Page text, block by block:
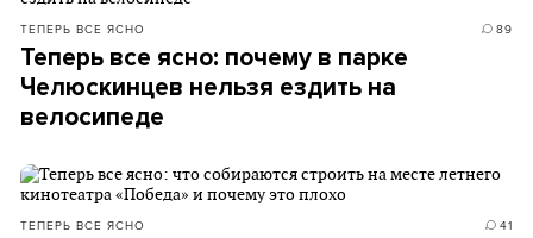
ТЕПЕРЬ ВСЕ ЯСНО 89
Теперь все ясно: почему в парке
Челюскинцев нельзя ездить на
велосипеде
ТЕПЕРЬ ВСЕ ЯСНО 41